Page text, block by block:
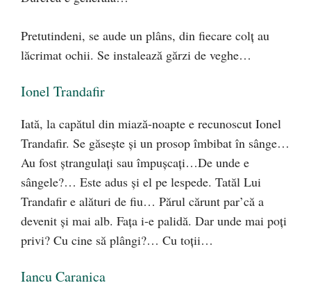
Pretutindeni, se aude un plâns, din fiecare colţ au
lăcrimat ochii. Se instalează gărzi de veghe…
Ionel Trandafir
Iată, la capătul din miază-noapte e recunoscut Ionel
Trandafir. Se găseşte şi un prosop îmbibat în sânge…
Au fost ştrangulaţi sau împuşcaţi…De unde e
sângele?… Este adus şi el pe lespede. Tatăl Lui
Trandafir e alături de fiu… Părul cărunt par’că a
devenit şi mai alb. Faţa i-e palidă. Dar unde mai poţi
privi? Cu cine să plângi?… Cu toţii…
Iancu Caranica